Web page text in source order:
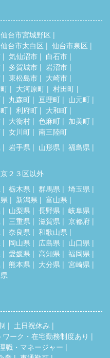
仙台市宮城野区
仙台市太白区
仙台市泉区
気仙沼市
白石市
多賀城市
岩沼市
東松島市
大崎市
大河原町
村田町
丸森町 亘理町
山元町
利府町
大和町
大衡村 色麻町
加美町
女川町
南三陸町
岩手県 山形県
福島県
２３区以外
栃木県 群馬県
埼玉県
新潟県
富山県
山梨県 長野県
岐阜県
三重県 滋賀県
京都府
奈良県
和歌山県
岡山県 広島県
山口県
愛媛県 高知県
福岡県
熊本県 大分県
宮崎県
土日祝休み
ワーク・在宅勤務制度あり
職・マネージャー